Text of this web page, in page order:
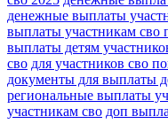
денежные выплаты
выплаты участникам сво
выплаты детям
сво для участников сво
документы для выплаты
региональные выплаты
участникам сво доп